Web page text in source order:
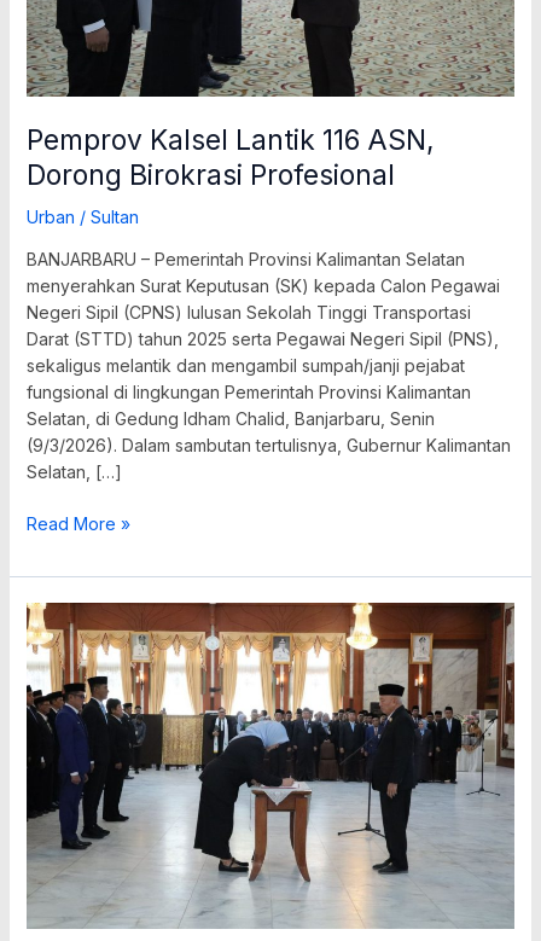
Pemprov Kalsel Lantik 116 ASN,
Dorong Birokrasi Profesional
Urban / Sultan
BANJARBARU – Pemerintah Provinsi Kalimantan Selatan
menyerahkan Surat Keputusan (SK) kepada Calon Pegawai
Negeri Sipil (CPNS) lulusan Sekolah Tinggi Transportasi
Darat (STTD) tahun 2025 serta Pegawai Negeri Sipil (PNS),
sekaligus melantik dan mengambil sumpah/janji pejabat
fungsional di lingkungan Pemerintah Provinsi Kalimantan
Selatan, di Gedung Idham Chalid, Banjarbaru, Senin
(9/3/2026). Dalam sambutan tertulisnya, Gubernur Kalimantan
Selatan, […]
Read More »
292
Pejabat
Dilantik,
Gubernur
Kalsel
Digitalisasi